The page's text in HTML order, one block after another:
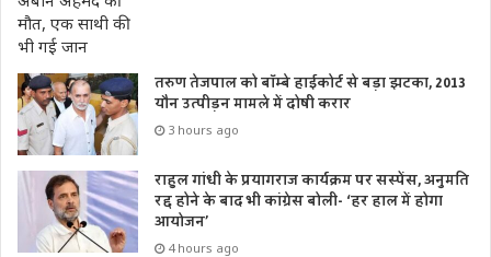
तरुण तेजपाल को बॉम्बे हाईकोर्ट से बड़ा झटका, 2013
यौन उत्पीड़न मामले में दोषी करार
3 hours ago
राहुल गांधी के प्रयागराज कार्यक्रम पर सस्पेंस, अनुमति
रद्द होने के बाद भी कांग्रेस बोली- ‘हर हाल में होगा
आयोजन’
4 hours ago